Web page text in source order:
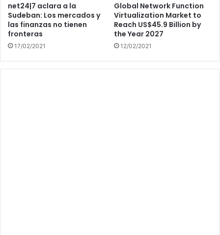
net24|7 aclara a la
Sudeban: Los mercados y
las finanzas no tienen
fronteras
17/02/2021
Global Network Function
Virtualization Market to
Reach US$45.9 Billion by
the Year 2027
12/02/2021